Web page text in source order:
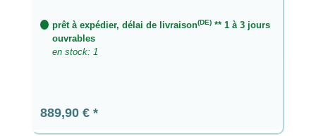
prêt à expédier, délai de livraison(DE)** 1 à 3 jours
ouvrables
en stock: 1
Prix régulier :
889,90 €